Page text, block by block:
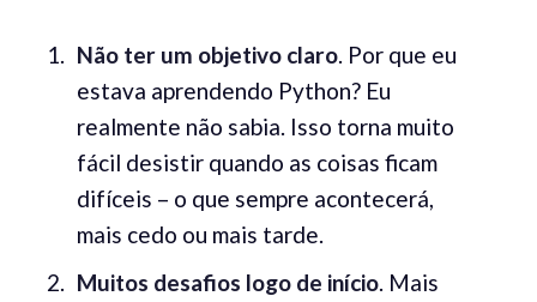
Nãoter um objetivo claro. Por que eu
estava aprendendo Python? Eu
realmente não sabia. Isso torna muito
fácil desistir quando as coisas ficam
difíceis – o que sempre acontecerá,
mais cedo ou mais tarde.
Muitos desafios logo de início. Mais